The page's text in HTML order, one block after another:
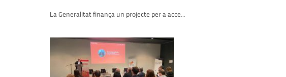
La Generalitat finança un projecte per a acce...